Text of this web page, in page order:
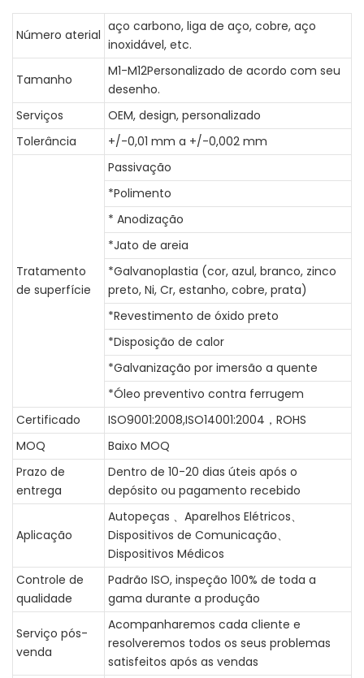
Número aterial
aço carbono, liga de aço, cobre, aço
inoxidável, etc.
Tamanho
M1-M12Personalizado de acordo com seu
desenho.
Serviços
OEM, design, personalizado
Tolerância
+/-0,01 mm a +/-0,002 mm
Tratamento
de superfície
Passivação
*Polimento
* Anodização
*Jato de areia
*Galvanoplastia (cor, azul, branco, zinco
preto, Ni, Cr, estanho, cobre, prata)
*Revestimento de óxido preto
*Disposição de calor
*Galvanização por imersão a quente
*Óleo preventivo contra ferrugem
Certificado
ISO9001:2008,ISO14001:2004，ROHS
MOQ
Baixo MOQ
Prazo de
entrega
Dentro de 10-20 dias úteis após o
depósito ou pagamento recebido
Aplicação
Autopeças 、Aparelhos Elétricos、
Dispositivos de Comunicação、
Dispositivos Médicos
Controle de
qualidade
Padrão ISO, inspeção 100% de toda a
gama durante a produção
Serviço pós-
venda
Acompanharemos cada cliente e
resolveremos todos os seus problemas
satisfeitos após as vendas